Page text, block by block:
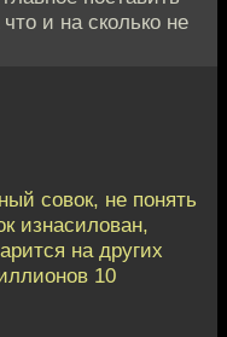
и на сколько не
совок, не понять
изнасилован,
на других
10